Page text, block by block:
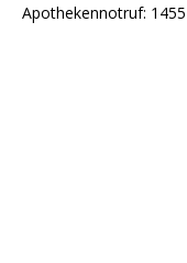
Apothekennotruf: 1455